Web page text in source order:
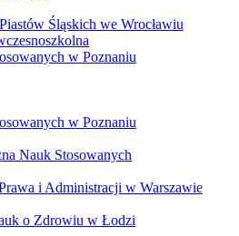
Śląskich we Wrocławiu
w Poznaniu
w Poznaniu
Nauk Stosowanych
i Administracji w Warszawie
o Zdrowiu w Łodzi